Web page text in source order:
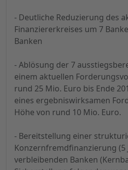
- Deutliche Reduzierung des
Finanziererkreises um 7
Banken
- Ablösung der 7
einem aktuellen
rund 25 Mio. Euro bis Ende
eines ergebniswirksamen
Höhe von rund 10 Mio. Euro.
- Bereitstellung einer
Konzernfremdfinanzierung (5
verbleibenden Banken